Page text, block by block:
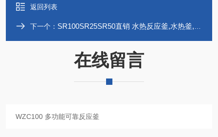
返回列表
下一个： SR100SR25SR50直销 水热反应釜,水热釜,水热合成釜
在线留言